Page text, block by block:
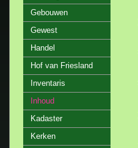
Gebouwen
Gewest
Handel
Hof van Friesland
Inventaris
Inhoud
Kadaster
Kerken